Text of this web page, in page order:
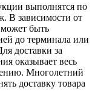
выполнятся по
В зависимости от
может быть
до терминала или
доставки за
оказывает весь
Многолетний
доставку товара